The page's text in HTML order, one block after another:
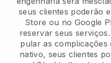
seus clientes poderão
Store ou no Google
reservar seus
pular as complicações
nativo, seus clientes